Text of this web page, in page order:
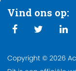
Vind ons op:
Copyright © 2026